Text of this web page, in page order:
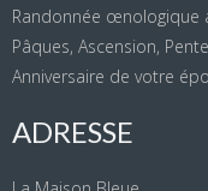
Randonnée œnologique
Pâques, Ascension,
Anniversaire de votre
ADRESSE